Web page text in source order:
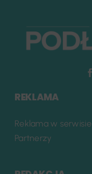
REKLAMA
Reklama w serwisie
Partnerzy